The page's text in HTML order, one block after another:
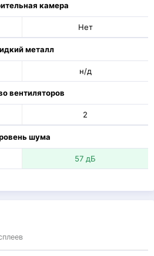
камера
Нет
металл
н/д
вентиляторов
2
шума
57 дБ